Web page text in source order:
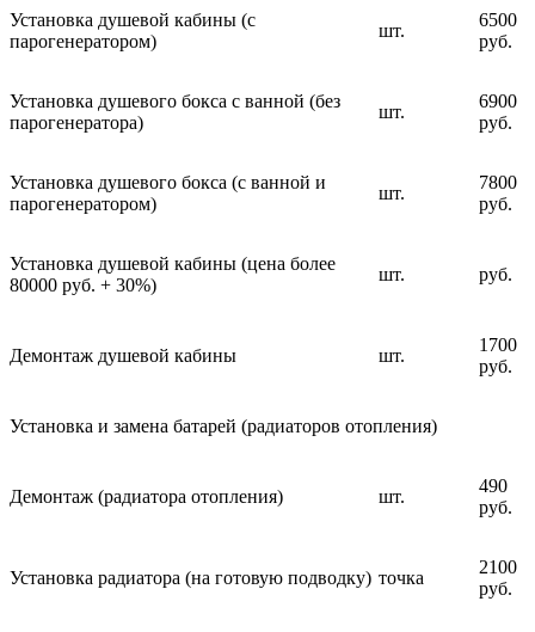
Установка душевой кабины (с
парогенератором)
шт.
6500
руб.
Установка душевого бокса с ванной (без
парогенератора)
шт.
6900
руб.
Установка душевого бокса (с ванной и
парогенератором)
шт.
7800
руб.
Установка душевой кабины (цена более
80000 руб. + 30%)
шт. руб.
Демонтаж душевой кабины шт.
1700
руб.
Установка и замена батарей (радиаторов отопления)
Демонтаж (радиатора отопления) шт.
490
руб.
Установка радиатора (на готовую подводку) точка
2100
руб.